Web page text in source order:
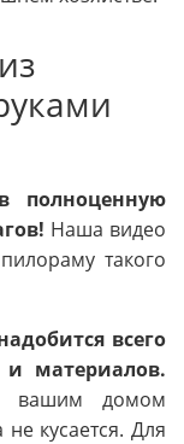
полноценную
Наша видео
такого
всего
и материалов.
вашим домом
кусается. Для